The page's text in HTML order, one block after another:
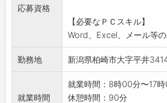
応募資格
【必要なＰＣスキル】
Word、Excel、メール等
勤務地 新潟県柏崎市大字平井
就業時間
就業時間：8時00分〜17
休憩時間：90分